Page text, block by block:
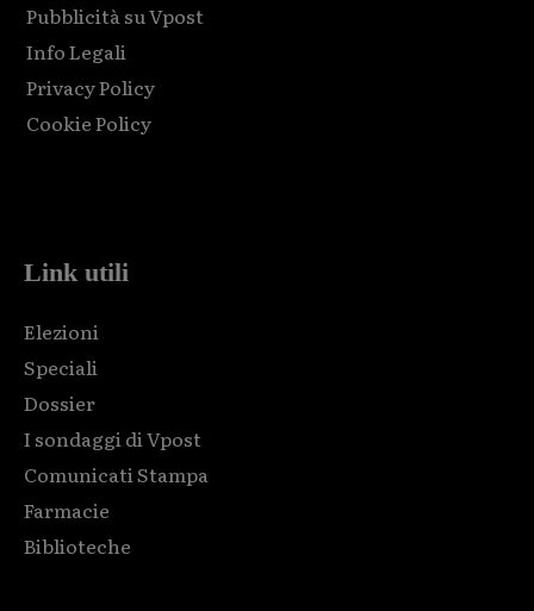
Pubblicità su Vpost
Info Legali
Privacy Policy
Cookie Policy
Link utili
Elezioni
Speciali
Dossier
I sondaggi di Vpost
Comunicati Stampa
Farmacie
Biblioteche